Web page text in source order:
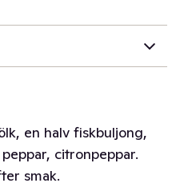
en halv fiskbuljong,
citronpeppar.
smak.